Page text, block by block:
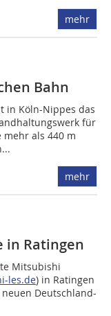
mehr
Bahn
in Köln-Nippes das
für
mehr als 440 m
mehr
in Ratingen
Mitsubishi
les.de) in Ratingen
Deutschland-